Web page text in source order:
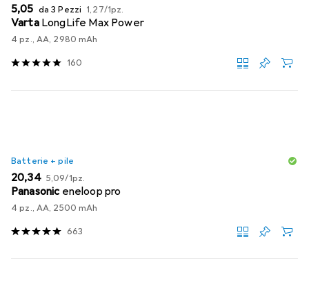
EUR
5,05 da 3 Pezzi EUR
1,27/1pz.
Varta LongLife Max Power
4 pz., AA, 2980 mAh
160
Batterie + pile
EUR
20,34 EUR
5,09/1pz.
Panasonic eneloop pro
4 pz., AA, 2500 mAh
663